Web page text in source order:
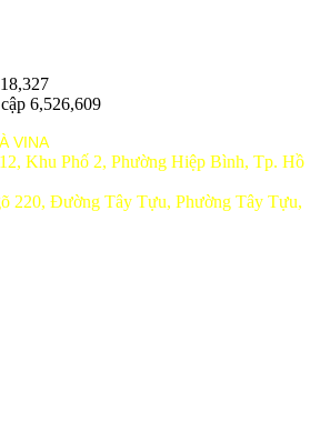
18,327
6,526,609
VINA
Khu Phố 2, Phường Hiệp Bình, Tp. Hồ
220, Đường Tây Tựu, Phường Tây Tựu,